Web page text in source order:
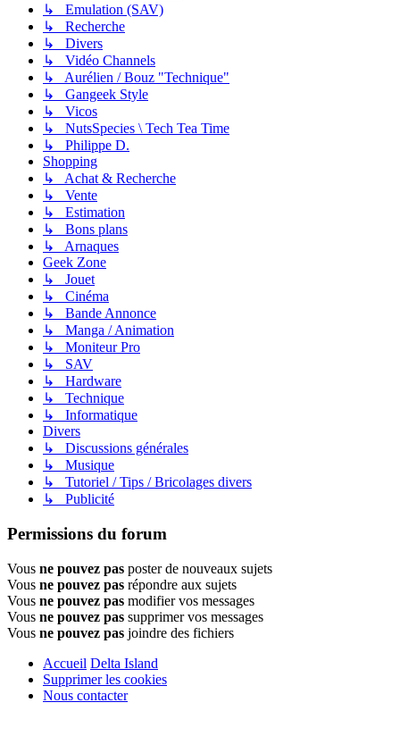
↳ Emulation (SAV)
↳ Recherche
↳ Divers
↳ Vidéo Channels
↳ Aurélien / Bouz "Technique"
↳ Gangeek Style
↳ Vicos
↳ NutsSpecies \ Tech Tea Time
↳ Philippe D.
Shopping
↳ Achat & Recherche
↳ Vente
↳ Estimation
↳ Bons plans
↳ Arnaques
Geek Zone
↳ Jouet
↳ Cinéma
↳ Bande Annonce
↳ Manga / Animation
↳ Moniteur Pro
↳ SAV
↳ Hardware
↳ Technique
↳ Informatique
Divers
↳ Discussions générales
↳ Musique
↳ Tutoriel / Tips / Bricolages divers
↳ Publicité
Permissions du forum
Vous ne pouvez pas poster de nouveaux sujets
Vous ne pouvez pas répondre aux sujets
Vous ne pouvez pas modifier vos messages
Vous ne pouvez pas supprimer vos messages
Vous ne pouvez pas joindre des fichiers
Accueil Delta Island
Supprimer les cookies
Nous contacter